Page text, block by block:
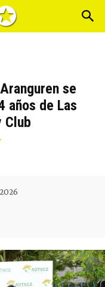
se
años de Las
Club